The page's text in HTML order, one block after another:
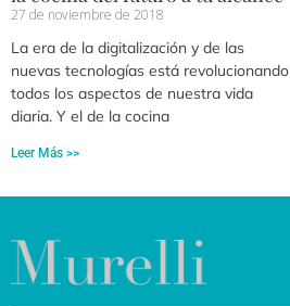
27 de noviembre de 2018
La era de la digitalización y de las
nuevas tecnologías está revolucionando
todos los aspectos de nuestra vida
diaria. Y el de la cocina
Leer Más >>